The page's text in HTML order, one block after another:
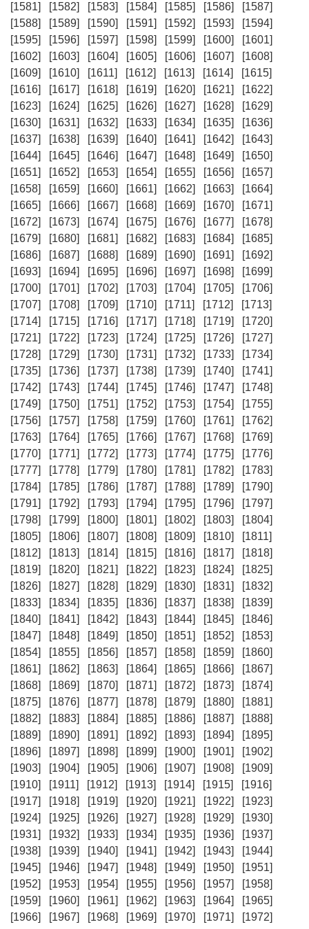
[1581]
[1582] [1583] [1584] [1585] [1586]
[1587]
[1588]
[1589] [1590] [1591] [1592] [1593]
[1594]
[1595]
[1596] [1597] [1598] [1599] [1600]
[1601]
[1602]
[1603] [1604] [1605] [1606] [1607]
[1608]
[1609]
[1610] [1611] [1612] [1613] [1614]
[1615]
[1616]
[1617] [1618] [1619] [1620] [1621]
[1622]
[1623]
[1624] [1625] [1626] [1627] [1628]
[1629]
[1630]
[1631] [1632] [1633] [1634] [1635]
[1636]
[1637]
[1638] [1639] [1640] [1641] [1642]
[1643]
[1644]
[1645] [1646] [1647] [1648] [1649]
[1650]
[1651]
[1652] [1653] [1654] [1655] [1656]
[1657]
[1658]
[1659] [1660] [1661] [1662] [1663]
[1664]
[1665]
[1666] [1667] [1668] [1669] [1670]
[1671]
[1672]
[1673] [1674] [1675] [1676] [1677]
[1678]
[1679]
[1680] [1681] [1682] [1683] [1684]
[1685]
[1686]
[1687] [1688] [1689] [1690] [1691]
[1692]
[1693]
[1694] [1695] [1696] [1697] [1698]
[1699]
[1700]
[1701] [1702] [1703] [1704] [1705]
[1706]
[1707]
[1708] [1709] [1710] [1711] [1712]
[1713]
[1714]
[1715] [1716] [1717] [1718] [1719]
[1720]
[1721]
[1722] [1723] [1724] [1725] [1726]
[1727]
[1728]
[1729] [1730] [1731] [1732] [1733]
[1734]
[1735]
[1736] [1737] [1738] [1739] [1740]
[1741]
[1742]
[1743] [1744] [1745] [1746] [1747]
[1748]
[1749]
[1750] [1751] [1752] [1753] [1754]
[1755]
[1756]
[1757] [1758] [1759] [1760] [1761]
[1762]
[1763]
[1764] [1765] [1766] [1767] [1768]
[1769]
[1770]
[1771] [1772] [1773] [1774] [1775]
[1776]
[1777]
[1778] [1779] [1780] [1781] [1782]
[1783]
[1784]
[1785] [1786] [1787] [1788] [1789]
[1790]
[1791]
[1792] [1793] [1794] [1795] [1796]
[1797]
[1798]
[1799] [1800] [1801] [1802] [1803]
[1804]
[1805]
[1806] [1807] [1808] [1809] [1810]
[1811]
[1812]
[1813] [1814] [1815] [1816] [1817]
[1818]
[1819]
[1820] [1821] [1822] [1823] [1824]
[1825]
[1826]
[1827] [1828] [1829] [1830] [1831]
[1832]
[1833]
[1834] [1835] [1836] [1837] [1838]
[1839]
[1840]
[1841] [1842] [1843] [1844] [1845]
[1846]
[1847]
[1848] [1849] [1850] [1851] [1852]
[1853]
[1854]
[1855] [1856] [1857] [1858] [1859]
[1860]
[1861]
[1862] [1863] [1864] [1865] [1866]
[1867]
[1868]
[1869] [1870] [1871] [1872] [1873]
[1874]
[1875]
[1876] [1877] [1878] [1879] [1880]
[1881]
[1882]
[1883] [1884] [1885] [1886] [1887]
[1888]
[1889]
[1890] [1891] [1892] [1893] [1894]
[1895]
[1896]
[1897] [1898] [1899] [1900] [1901]
[1902]
[1903]
[1904] [1905] [1906] [1907] [1908]
[1909]
[1910]
[1911] [1912] [1913] [1914] [1915]
[1916]
[1917]
[1918] [1919] [1920] [1921] [1922]
[1923]
[1924]
[1925] [1926] [1927] [1928] [1929]
[1930]
[1931]
[1932] [1933] [1934] [1935] [1936]
[1937]
[1938]
[1939] [1940] [1941] [1942] [1943]
[1944]
[1945]
[1946] [1947] [1948] [1949] [1950]
[1951]
[1952]
[1953] [1954] [1955] [1956] [1957]
[1958]
[1959]
[1960] [1961] [1962] [1963] [1964]
[1965]
[1966]
[1967] [1968] [1969] [1970] [1971]
[1972]